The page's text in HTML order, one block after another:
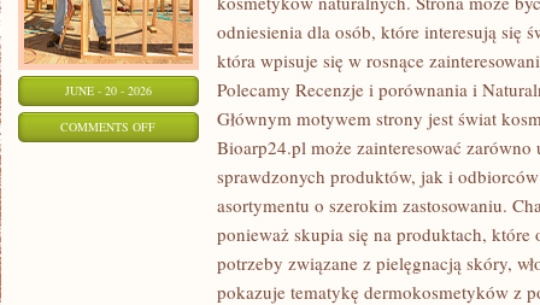
JUNE - 20 - 2026
COMMENTS OFFON
KOSMETYKI
odniesienia dla osób, które interesują się
która wpisuje się w rosnące
Polecamy Recenzje i porównania i
Głównym motywem strony jest świat
Bioarp24.pl może zainteresować
sprawdzonych produktów, jak i
asortymentu o szerokim zastosowaniu.
ponieważ skupia się na produktach, które
potrzeby związane z pielęgnacją skóry,
pokazuje tematykę dermokosmetyków z